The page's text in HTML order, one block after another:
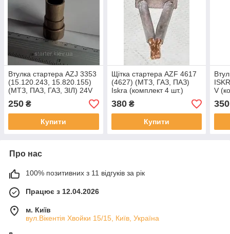
Втулка стартера AZJ 3353
(15.120.243, 15.820.155)
(МТЗ, ПАЗ, ГАЗ, ЗІЛ) 24V
(комплект 3 шт.)
250 ₴
Купити
Щітка стартера AZF 4617
(4627) (МТЗ, ГАЗ, ПАЗ)
Iskra (комплект 4 шт.)
380₴
Купити
V
350
Про нас
100% позитивних з 11 відгуків за рік
Працює з 12.04.2026
м. Київ
вул.Вікентія Хвойки 15/15, Київ, Україна